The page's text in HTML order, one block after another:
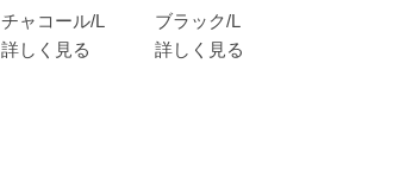
チャコール/L
詳しく見る
ブラック/L
詳しく見る